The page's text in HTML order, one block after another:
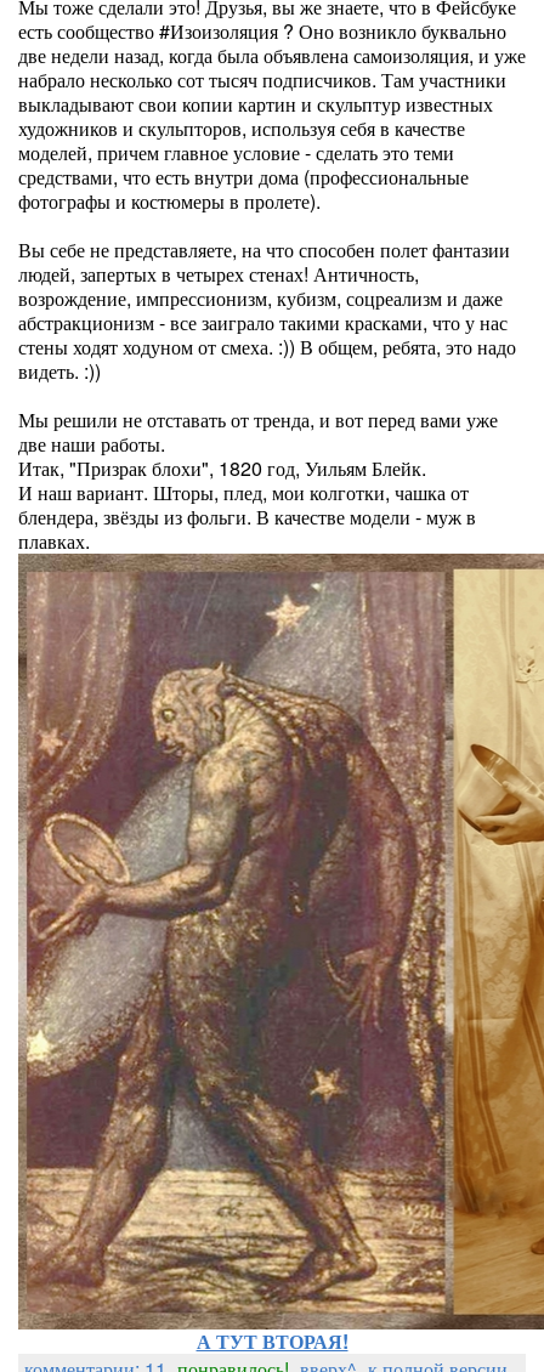
Мы тоже сделали это! Друзья, вы же знаете, что в Фейсбуке
есть сообщество #Изоизоляция ? Оно возникло буквально
две недели назад, когда была объявлена самоизоляция, и уже
набрало несколько сот тысяч подписчиков. Там участники
выкладывают свои копии картин и скульптур известных
художников и скульпторов, используя себя в качестве
моделей, причем главное условие - сделать это теми
средствами, что есть внутри дома (профессиональные
фотографы и костюмеры в пролете).
Вы себе не представляете, на что способен полет фантазии
людей, запертых в четырех стенах! Античность,
возрождение, импрессионизм, кубизм, соцреализм и даже
абстракционизм - все заиграло такими красками, что у нас
стены ходят ходуном от смеха. :)) В общем, ребята, это надо
видеть. :))
Мы решили не отставать от тренда, и вот перед вами уже
две наши работы.
Итак, "Призрак блохи", 1820 год, Уильям Блейк.
И наш вариант. Шторы, плед, мои колготки, чашка от
блендера, звёзды из фольги. В качестве модели - муж в
плавках.
А ТУТ ВТОРАЯ!